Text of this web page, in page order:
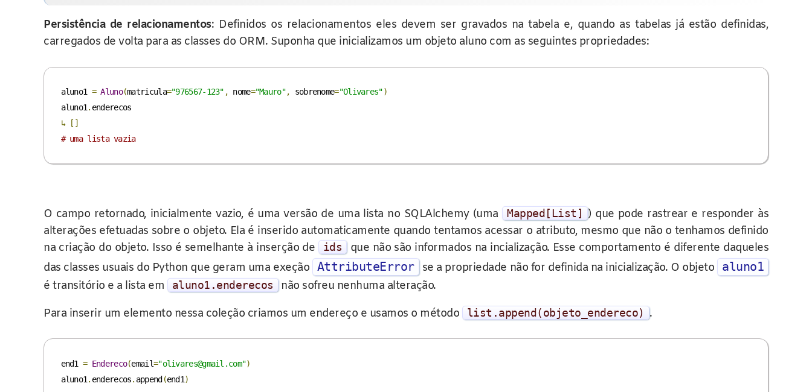
Persistência de relacionamentos: Definidos os relacionamentos eles devem ser gravados na tabela e, quando as tabelas já estão definidas,
carregados de volta para as classes do ORM. Suponha que inicializamos um objeto aluno com as seguintes propriedades:
aluno1 = Aluno(matricula="976567-123" , nome="Mauro", sobrenome="Olivares")
aluno1 .
↳
[]
# uma lista vazia
O campo retornado, inicialmente vazio, é uma versão de uma lista no SQLAlchemy (uma Mapped[List] ) que pode rastrear e responder às
alterações efetuadas sobre o objeto. Ela é inserido automaticamente quando tentamos acessar o atributo, mesmo que não o tenhamos definido
na criação do objeto. Isso é semelhante à inserção de
ids
que não são informados na incialização. Esse comportamento é diferente daqueles
das classes usuais do Python que geram uma exeção AttributeError se a propriedade não for definida na inicialização. O objeto aluno1
é transitório e a lista em aluno1 .enderecos
não sofreu nenhuma alteração.
Para inserir um elemento nessa coleção criamos um endereço e usamos o método
list .append(objeto_endereco) .
end1 = Endereco(email="olivares@gmail.com")
aluno1 . enderecos. append (end1)